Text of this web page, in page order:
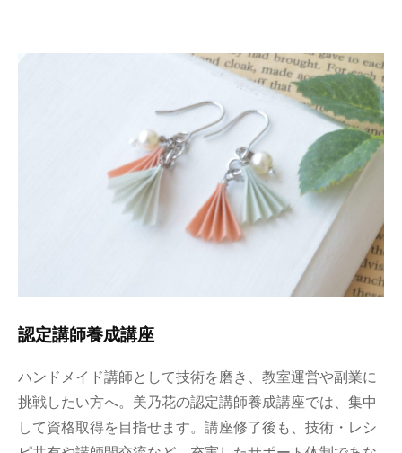
認定講師養成講座
ハンドメイド講師として技術を磨き、教室運営や副業に
挑戦したい方へ。美乃花の認定講師養成講座では、集中
して資格取得を目指せます。講座修了後も、技術・レシ